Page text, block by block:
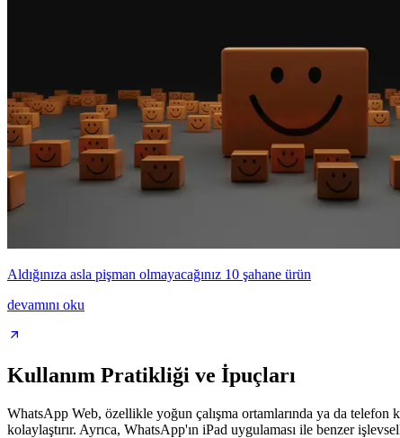
Aldığınıza asla pişman olmayacağınız 10 şahane ürün
devamını oku
Kullanım Pratikliği ve İpuçları
WhatsApp Web, özellikle yoğun çalışma ortamlarında ya da telefon
kolaylaştırır. Ayrıca, WhatsApp'ın iPad uygulaması ile benzer